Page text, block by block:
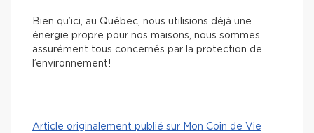
Bien qu’ici, au Québec, nous utilisions déjà une
énergie propre pour nos maisons, nous sommes
assurément tous concernés par la protection de
l’environnement!
Article originalement publié sur Mon Coin de Vie